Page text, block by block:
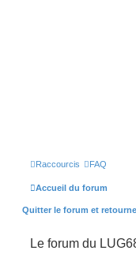
Raccourcis FAQ
Accueil du forum
Quitter le forum et
Le forum du